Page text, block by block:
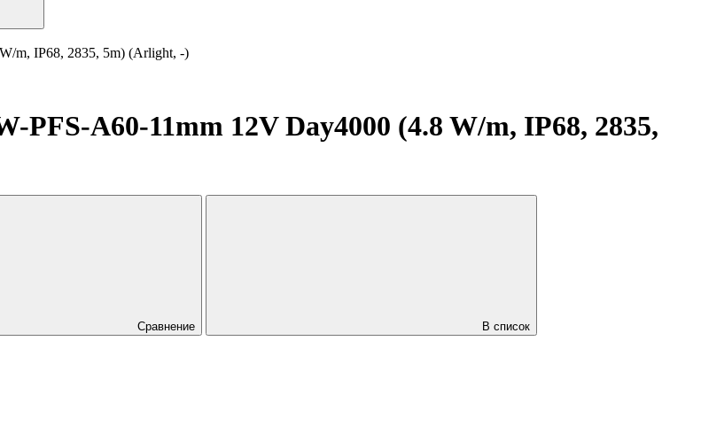
m, IP68, 2835, 5m) (Arlight, -)
PFS-A60-11mm 12V Day4000 (4.8 W/m, IP68, 2835,
Сравнение
В список